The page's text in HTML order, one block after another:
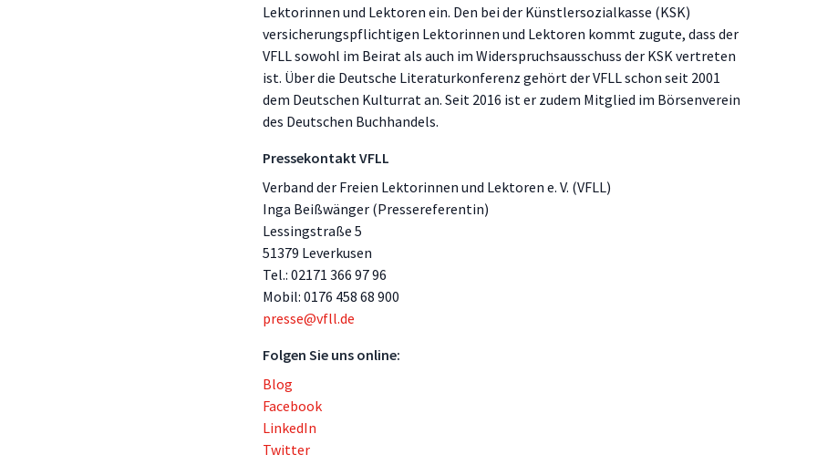
Lektorinnen und Lektoren ein. Den bei der Künstlersozialkasse (KSK)
versicherungspflichtigen Lektorinnen und Lektoren kommt zugute, dass der
VFLL sowohl im Beirat als auch im Widerspruchsausschuss der KSK vertreten
ist. Über die Deutsche Literaturkonferenz gehört der VFLL schon seit 2001
dem Deutschen Kulturrat an. Seit 2016 ist er zudem Mitglied im Börsenverein
des Deutschen Buchhandels.
Pressekontakt VFLL
Verband der Freien Lektorinnen und Lektoren e. V. (VFLL)
Inga Beißwänger (Pressereferentin)
Lessingstraße 5
51379 Leverkusen
Tel.: 02171 366 97 96
Mobil: 0176 458 68 900
presse@vfll.de
Folgen Sie uns online:
Blog
Facebook
LinkedIn
Twitter